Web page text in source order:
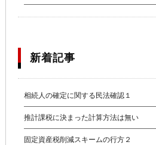
新着記事
相続人の確定に関する民法確認１
推計課税に決まった計算方法は無い
固定資産税削減スキームの行方２